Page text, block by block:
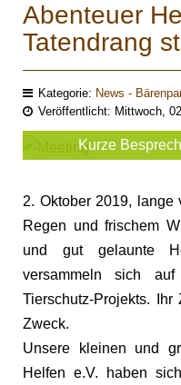
Abenteuer
Tatendrang
Kategorie: News -
Veröffentlicht: Mittwoch,
Kurze
2. Oktober 2019,
Regen und frischem
und gut gelaunte
versammeln sich auf
Tierschutz-Projekts.
Zweck.
Unsere kleinen und
Helfen e.V. haben